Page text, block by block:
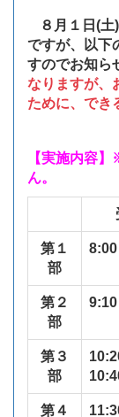
８月１日(
ですが、以下
すのでお知ら
なりますが、
ために、でき
【実施内容
ん。
第１
部
第２
部
第３
部
第４